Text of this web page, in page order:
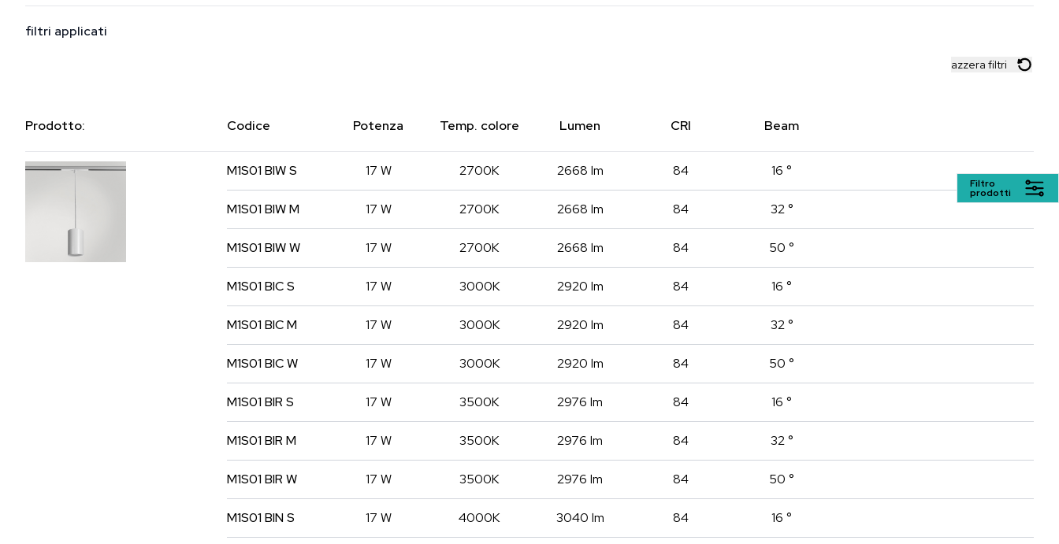
filtri applicati
azzera filtri
Prodotto: Codice Potenza Temp. colore Lumen CRI Beam
M1S01BIWS 17 W 2700K 2668 lm 84 16 °
M1S01BIWM 17 W 2700K 2668 lm 84 32 °
M1S01BIWW 17 W 2700K 2668 lm 84 50 °
M1S01BICS 17 W 3000K 2920 lm 84 16 °
M1S01BICM 17 W 3000K 2920 lm 84 32 °
M1S01BICW 17 W 3000K 2920 lm 84 50 °
M1S01BIR S 17 W 3500K 2976 lm 84 16 °
M1S01BIR M 17 W 3500K 2976 lm 84 32 °
M1S01BIR W 17 W 3500K 2976 lm 84 50 °
M1S01BIN S 17 W 4000K 3040 lm 84 16 °
Filtro
prodotti